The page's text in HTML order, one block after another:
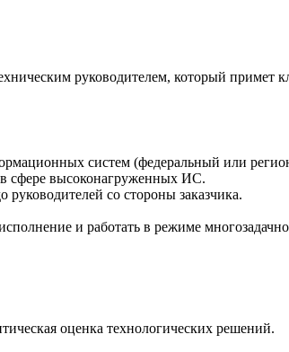
руководителем, который примет
систем (федеральный или
сфере высоконагруженных ИС.
со стороны заказчика.
и работать в режиме
оценка технологических решений.